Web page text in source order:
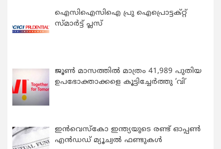
ഐസിഐസിഐ പ്രു ഐപ്രൊട്ടക്റ്റ്
സ്മാർട്ട് പ്ലസ്
ജൂൺ മാസത്തിൽ മാത്രം 41,989 പുതിയ
ഉപഭോക്താക്കളെ കൂട്ടിച്ചേർത്തു ‘വി’
ഇന്‍വെസ്കോ ഇന്ത്യയുടെ രണ്ട് ഓപ്പണ്‍
എന്‍ഡഡ് മ്യൂച്വല്‍ ഫണ്ടുകള്‍